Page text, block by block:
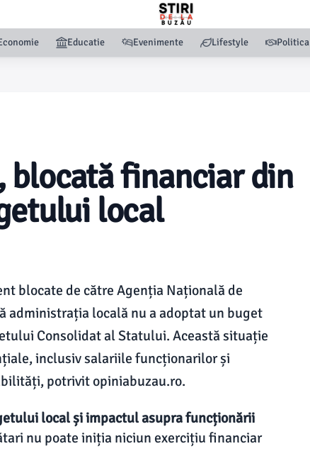
Educatie Evenimente Lifestyle Politica
blocată financiar din
local
blocate de către Agenția Națională de
administrația locală nu a adoptat un buget
Consolidat al Statului. Această situație
inclusiv salariile funcționarilor și
potrivit opiniabuzau.ro.
local și impactul asupra funcționării
nu poate iniția niciun exercițiu financiar